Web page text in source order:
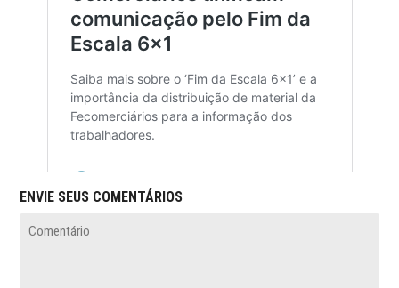
ENVIE SEUS COMENTÁRIOS